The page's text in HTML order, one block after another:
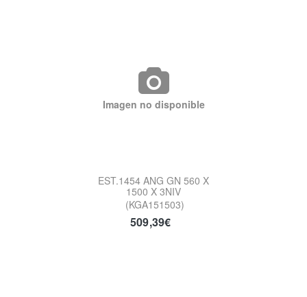
Imagen no disponible
EST.1454 ANG GN 560 X
1500 X 3NIV
(KGA151503)
509,39€